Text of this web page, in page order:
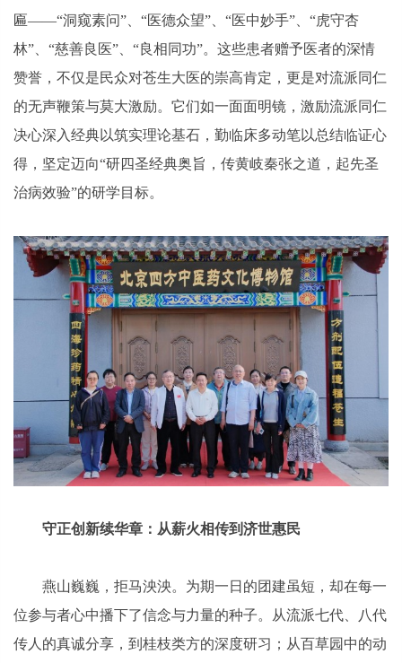
匾——“洞窥素问”、“医德众望”、“医中妙手”、“虎守杏
林”、“慈善良医”、“良相同功”。这些患者赠予医者的深情
赞誉，不仅是民众对苍生大医的崇高肯定，更是对流派同仁
的无声鞭策与莫大激励。它们如一面面明镜，激励流派同仁
决心深入经典以筑实理论基石，勤临床多动笔以总结临证心
得，坚定迈向“研四圣经典奥旨，传黄岐秦张之道，起先圣
治病效验”的研学目标。
守正创新续华章：从薪火相传到济世惠民
燕山巍巍，拒马泱泱。为期一日的团建虽短，却在每一
位参与者心中播下了信念与力量的种子。从流派七代、八代
传人的真诚分享，到桂枝类方的深度研习；从百草园中的动